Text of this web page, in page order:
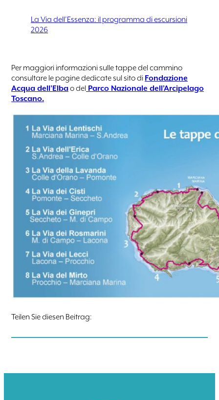
La Via dell’Essenza: il programma di escursioni
2026
Per maggiori informazioni sulle tappe del cammino
consultare le pagine dedicate sul sito di Fondazione
Acqua dell’Elba o del Parco Nazionale dell’Arcipelago
Toscano.
Teilen Sie diesen Beitrag: